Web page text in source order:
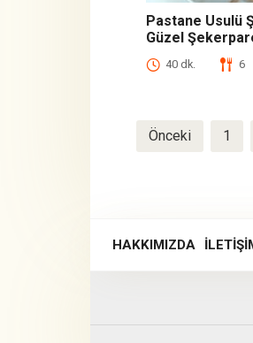
Pastane Usulü
Güzel
40 dk. 6
Yazı
Önceki 1
HAKKIMIZDA